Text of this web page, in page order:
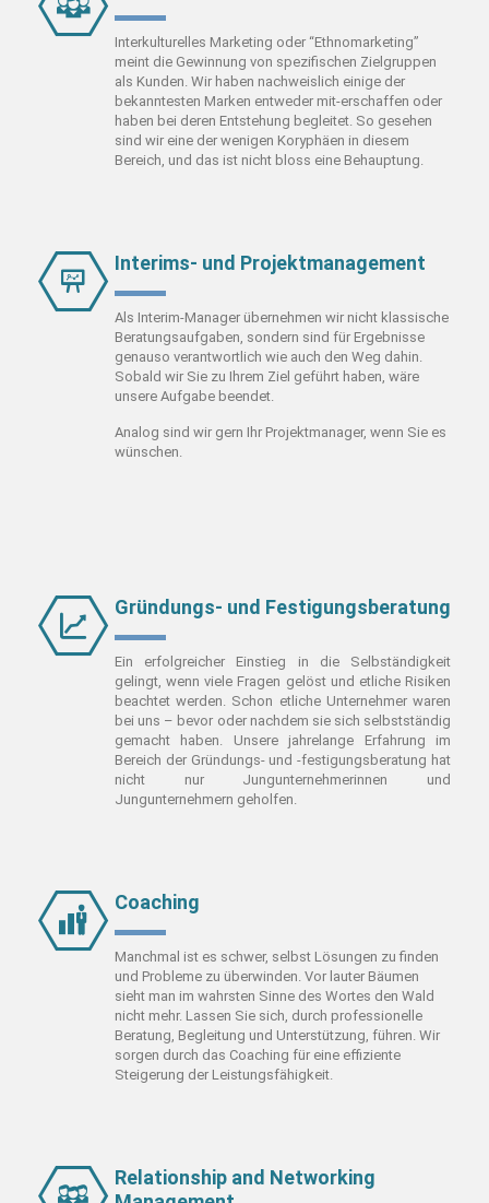
Interkulturelles Marketing oder “Ethnomarketing”
meint die Gewinnung von spezifischen Zielgruppen
als Kunden. Wir haben nachweislich einige der
bekanntesten Marken entweder mit-erschaffen oder
haben bei deren Entstehung begleitet. So gesehen
sind wir eine der wenigen Koryphäen in diesem
Bereich, und das ist nicht bloss eine Behauptung.
Interims- und Projektmanagement
Als Interim-Manager übernehmen wir nicht klassische
Beratungsaufgaben, sondern sind für Ergebnisse
genauso verantwortlich wie auch den Weg dahin.
Sobald wir Sie zu Ihrem Ziel geführt haben, wäre
unsere Aufgabe beendet.
Analog sind wir gern Ihr Projektmanager, wenn Sie es
wünschen.
Gründungs- und Festigungsberatung
Ein erfolgreicher Einstieg in die Selbständigkeit
gelingt, wenn viele Fragen gelöst und etliche Risiken
beachtet werden. Schon etliche Unternehmer waren
bei uns – bevor oder nachdem sie sich selbstständig
gemacht haben. Unsere jahrelange Erfahrung im
Bereich der Gründungs- und -festigungsberatung hat
nicht nur Jungunternehmerinnen und
Jungunternehmern geholfen.
Coaching
Manchmal ist es schwer, selbst Lösungen zu finden
und Probleme zu überwinden. Vor lauter Bäumen
sieht man im wahrsten Sinne des Wortes den Wald
nicht mehr. Lassen Sie sich, durch professionelle
Beratung, Begleitung und Unterstützung, führen. Wir
sorgen durch das Coaching für eine effiziente
Steigerung der Leistungsfähigkeit.
Relationship and Networking